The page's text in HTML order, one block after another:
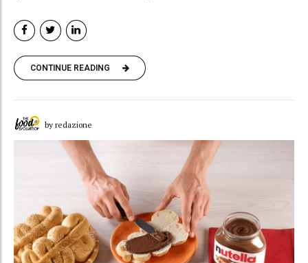
CONTINUE READING
by redazione